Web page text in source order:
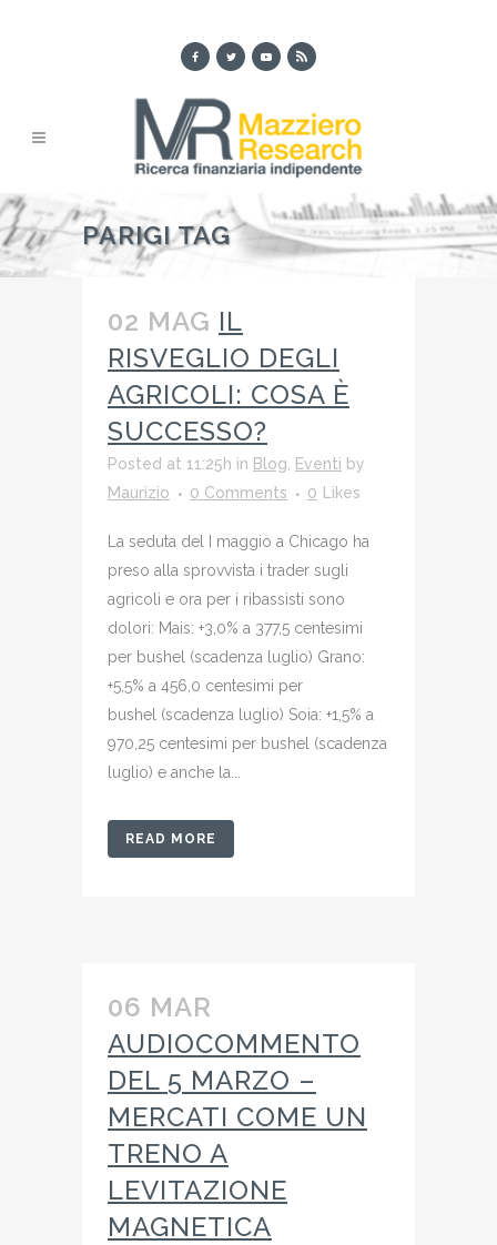
PARIGI TAG
02 MAG IL
RISVEGLIO DEGLI
AGRICOLI: COSA È
SUCCESSO?
Posted at 11:25h in Blog, Eventi by
Maurizio
0 Comments 0 Likes
La seduta del I maggio a Chicago ha
preso alla sprovvista i trader sugli
agricoli e ora per i ribassisti sono
dolori: Mais: +3,0% a 377,5 centesimi
per bushel (scadenza luglio) Grano:
+5,5% a 456,0 centesimi per
bushel (scadenza luglio) Soia: +1,5% a
970,25 centesimi per bushel (scadenza
luglio) e anche la...
READ MORE
06 MAR
AUDIOCOMMENTO
DEL 5 MARZO –
MERCATI COME UN
TRENO A
LEVITAZIONE
MAGNETICA